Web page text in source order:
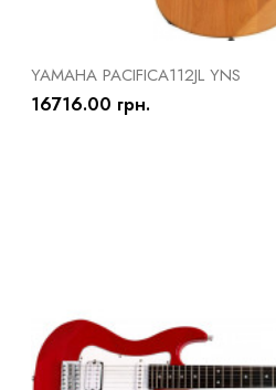
YAMAHA PACIFICA112JL YNS
16716.00 грн.